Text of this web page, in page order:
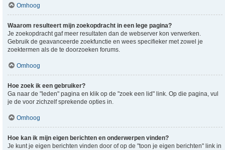
Omhoog
Waarom resulteert mijn zoekopdracht in een lege pagina?
Je zoekopdracht gaf meer resultaten dan de webserver kon verwerken.
Gebruik de geavanceerde zoekfunctie en wees specifieker met zowel je
zoektermen als de te doorzoeken forums.
Omhoog
Hoe zoek ik een gebruiker?
Ga naar de "leden" pagina en klik op de "zoek een lid" link. Op die pagina, vul
je de voor zichzelf sprekende opties in.
Omhoog
Hoe kan ik mijn eigen berichten en onderwerpen vinden?
Je kunt je eigen berichten vinden door of op de "toon je eigen berichten" link in